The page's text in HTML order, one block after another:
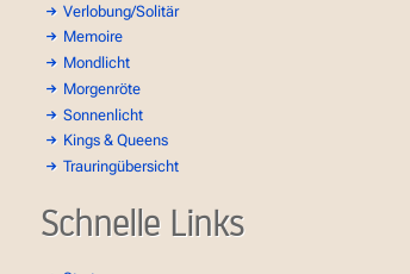
Verlobung/Solitär
Memoire
Mondlicht
Morgenröte
Sonnenlicht
Kings & Queens
Trauringübersicht
Schnelle Links